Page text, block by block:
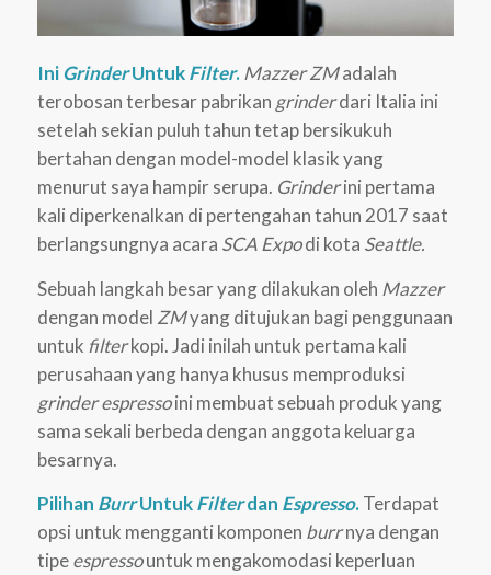
IniGrinderUntukFilter. Mazzer ZMadalah
terobosan terbesar pabrikan grinderdari Italia ini
setelah sekian puluh tahun tetap bersikukuh
bertahan dengan model-model klasik yang
menurut saya hampir serupa. Grinderini pertama
kali diperkenalkan di pertengahan tahun 2017 saat
berlangsungnya acara SCA Expodi kota Seattle.
Sebuah langkah besar yang dilakukan oleh Mazzer
dengan model ZMyang ditujukan bagi penggunaan
untuk filterkopi. Jadi inilah untuk pertama kali
perusahaan yang hanya khusus memproduksi
grinder espressoini membuat sebuah produk yang
sama sekali berbeda dengan anggota keluarga
besarnya.
Pilihan BurrUntukFilterdan Espresso.Terdapat
opsi untuk mengganti komponen burrnya dengan
tipeespressountuk mengakomodasi keperluan